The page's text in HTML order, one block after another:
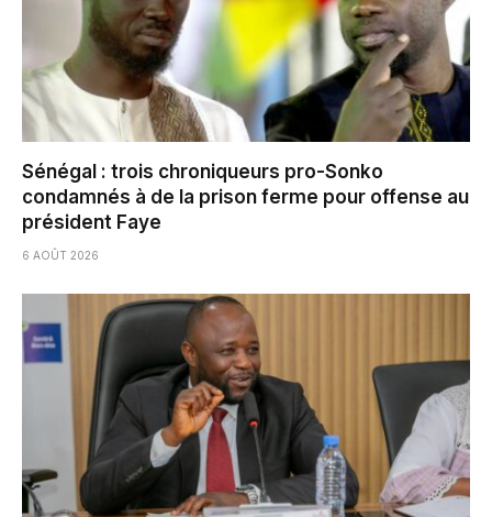
Sénégal : trois chroniqueurs pro-Sonko
condamnés à de la prison ferme pour offense au
président Faye
6 AOÛT 2026